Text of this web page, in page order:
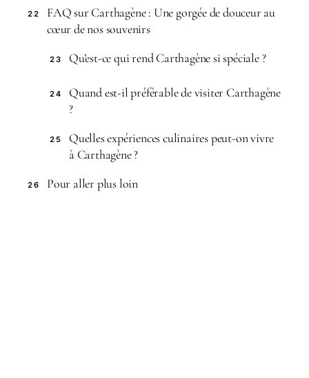
22
FAQ sur Carthagène : Une gorgée de douceur au
cœur de nos souvenirs
23 Qu’est-ce qui rend Carthagène si spéciale ?
24
Quand est-il préférable de visiter Carthagène
?
25
Quelles expériences culinaires peut-on vivre
à Carthagène ?
26 Pour aller plus loin